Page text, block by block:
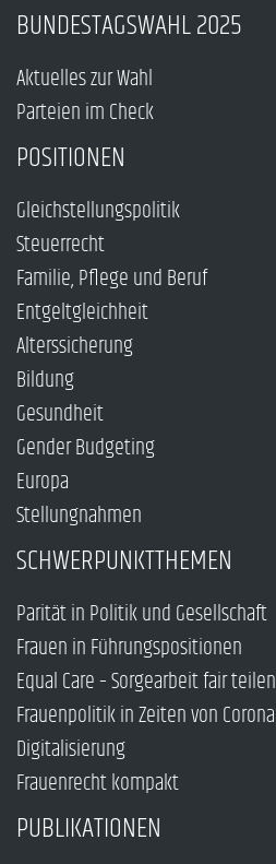
BUNDESTAGSWAHL 2025
Aktuelles zur Wahl
Parteien im Check
POSITIONEN
Gleichstellungspolitik
Steuerrecht
Familie, Pflege und Beruf
Entgeltgleichheit
Alterssicherung
Bildung
Gesundheit
Gender Budgeting
Europa
Stellungnahmen
SCHWERPUNKTTHEMEN
Parität in Politik und Gesellschaft
Frauen in Führungspositionen
Equal Care – Sorgearbeit fair teilen
Frauenpolitik in Zeiten von Corona
Digitalisierung
Frauenrecht kompakt
PUBLIKATIONEN